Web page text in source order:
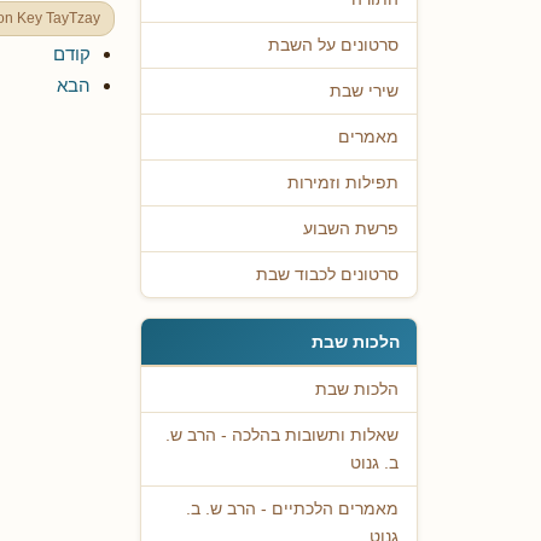
סרטונים על השבת
שירי שבת
מאמרים
תפילות וזמירות
פרשת השבוע
סרטונים לכבוד שבת
הלכות שבת
הלכות שבת
שאלות ותשובות בהלכה - הרב ש.
ב. גנוט
מאמרים הלכתיים - הרב ש. ב.
גנוט
Key TayTzay
קודם
הבא